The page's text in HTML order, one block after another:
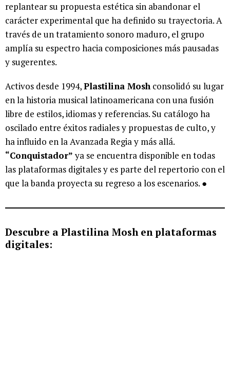
replantear su propuesta estética sin abandonar el
carácter experimental que ha definido su trayectoria. A
través de un tratamiento sonoro maduro, el grupo
amplía su espectro hacia composiciones más pausadas
y sugerentes.
Activos desde 1994,Plastilina Mosh consolidó su lugar
en la historia musical latinoamericana con una fusión
libre de estilos, idiomas y referencias. Su catálogo ha
oscilado entre éxitos radiales y propuestas de culto, y
ha influido en la Avanzada Regia y más allá.
“Conquistador”ya se encuentra disponible en todas
las plataformas digitales y es parte del repertorio con el
que la banda proyecta su regreso a los escenarios. ●
Descubre a Plastilina Mosh en plataformas
digitales: